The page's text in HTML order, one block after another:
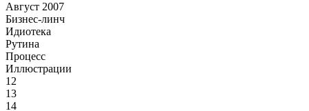
Август 2007
Бизнес-линч
Идиотека
Рутина
Процесс
Иллюстрации
12
13
14